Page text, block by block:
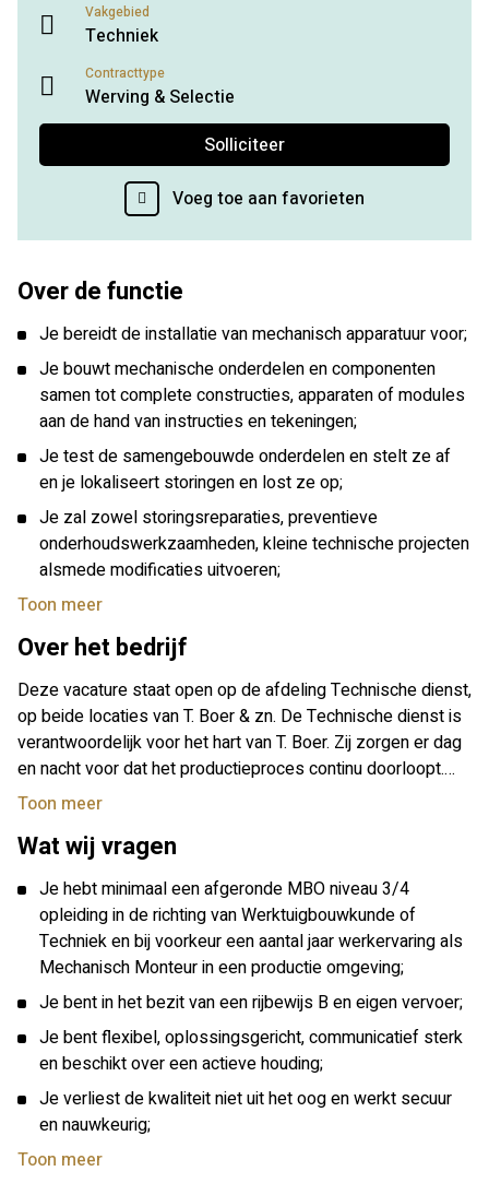
Vakgebied
Techniek
Contracttype
Werving & Selectie
Solliciteer
Voeg toe aan favorieten
Over de functie
Je bereidt de installatie van mechanisch apparatuur voor;
Je bouwt mechanische onderdelen en componenten
samen tot complete constructies, apparaten of modules
aan de hand van instructies en tekeningen;
Je test de samengebouwde onderdelen en stelt ze af
en je lokaliseert storingen en lost ze op;
Je zal zowel storingsreparaties, preventieve
onderhoudswerkzaamheden, kleine technische projecten
alsmede modificaties uitvoeren;
Toon meer
Over het bedrijf
Deze vacature staat open op de afdeling Technische dienst,
op beide locaties van T. Boer & zn. De Technische dienst is
verantwoordelijk voor het hart van T. Boer. Zij zorgen er dag
en nacht voor dat het productieproces continu doorloopt.
Als Mechanisch Monteur kom jij op alle afdelingen binnen
moet kunnen werken onder druk. Zodra er een storing is,
op te lossen. Hierbij is het van belang dat je secuur te werk
gaat en je over de nodige kennis beschikt. Je bent op de
hoogte van de laatste technieken en kunt zelfstandig je
werk uitvoeren. Je rapporteert hierbij aan de Teamleider. Er
heerst een informele werksfeer in een operationele en
logistieke omgeving.
Toon meer
Wat wij vragen
Je hebt minimaal een afgeronde MBO niveau 3/4
opleiding in de richting van Werktuigbouwkunde of
Techniek en bij voorkeur een aantal jaar werkervaring als
Mechanisch Monteur in een productie omgeving;
Je bent in het bezit van een rijbewijs B en eigen vervoer;
Je bent flexibel, oplossingsgericht, communicatief sterk
en beschikt over een actieve houding;
Je verliest de kwaliteit niet uit het oog en werkt secuur
en nauwkeurig;
Toon meer